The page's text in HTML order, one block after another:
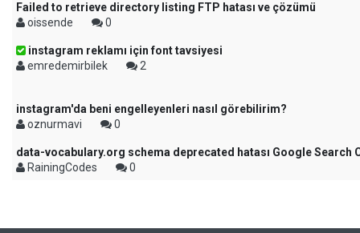
Failed to retrieve directory listing FTP hatası ve çözümü
oissende
0
instagram reklamı için font tavsiyesi
emredemirbilek
2
instagram'da beni engelleyenleri nasıl görebilirim?
oznurmavi
0
data-vocabulary.org schema deprecated hatası Google Search
RainingCodes
0